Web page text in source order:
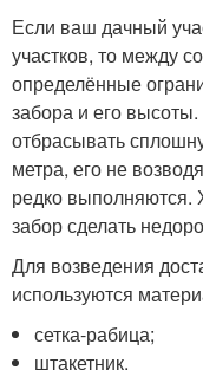
Если ваш дачный
участков, то между
определённые
забора и его
отбрасывать
метра, его не
редко выполняются.
забор сделать
Для возведения
используются
сетка-рабица;
штакетник.